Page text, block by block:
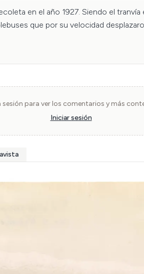
en el año 1927. Siendo el
que por su velocidad
sesión para ver los comentarios y más
Iniciar sesión